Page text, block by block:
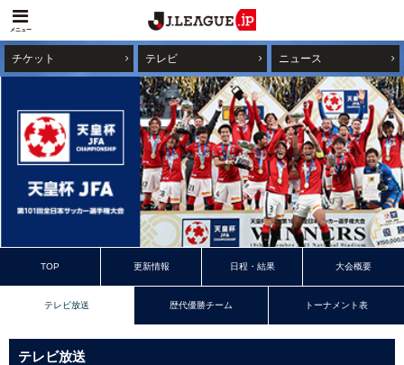
メニュー
チケット テレビ ニュース
TOP 更新情報 日程・結果 大会概要
テレビ放送 歴代優勝チーム トーナメント表
テレビ放送